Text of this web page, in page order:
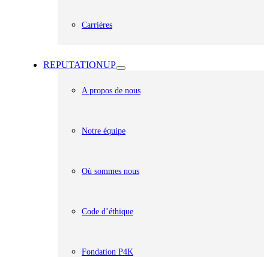
Carrières
REPUTATIONUP
A propos de nous
Notre équipe
Où sommes nous
Code d’éthique
Fondation P4K